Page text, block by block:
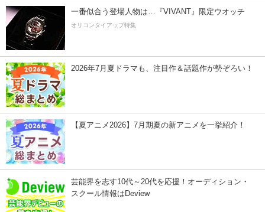
一番似合う登場人物は…『VIVANT』限定ウオッチ
オリコンタイアップ特集
2026年7月夏ドラマも、注目作＆話題作が勢ぞろい！
【夏アニメ2026】7月期夏の新アニメを一挙紹介！
芸能界を志す10代～20代を応援！オーディション・
スクール情報はDeview